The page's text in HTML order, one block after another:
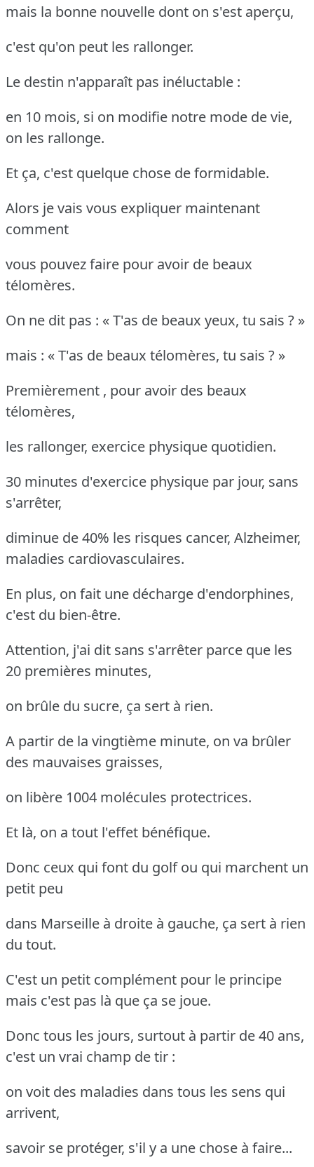
mais la bonne nouvelle dont on s'est aperçu,
c'est qu'on peut les rallonger.
Le destin n'apparaît pas inéluctable :
en 10 mois, si on modifie notre mode de vie,
on les rallonge.
Et ça, c'est quelque chose de formidable.
Alors je vais vous expliquer maintenant
comment
vous pouvez faire pour avoir de beaux
télomères.
On ne dit pas : « T'as de beaux yeux, tu sais ? »
mais : « T'as de beaux télomères, tu sais ? »
Premièrement , pour avoir des beaux
télomères,
les rallonger, exercice physique quotidien.
30 minutes d'exercice physique par jour, sans
s'arrêter,
diminue de 40% les risques cancer, Alzheimer,
maladies cardiovasculaires.
En plus, on fait une décharge d'endorphines,
c'est du bien-être.
Attention, j'ai dit sans s'arrêter parce que les
20 premières minutes,
on brûle du sucre, ça sert à rien.
A partir de la vingtième minute, on va brûler
des mauvaises graisses,
on libère 1004 molécules protectrices.
Et là, on a tout l'effet bénéfique.
Donc ceux qui font du golf ou qui marchent un
petit peu
dans Marseille à droite à gauche, ça sert à rien
du tout.
C'est un petit complément pour le principe
mais c'est pas là que ça se joue.
Donc tous les jours, surtout à partir de 40 ans,
c'est un vrai champ de tir :
on voit des maladies dans tous les sens qui
arrivent,
savoir se protéger, s'il y a une chose à faire...